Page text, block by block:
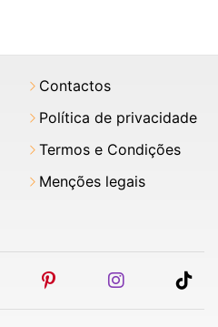
Contactos
Política de privacidade
Termos e Condições
Menções legais
youtubepinterestinstagram